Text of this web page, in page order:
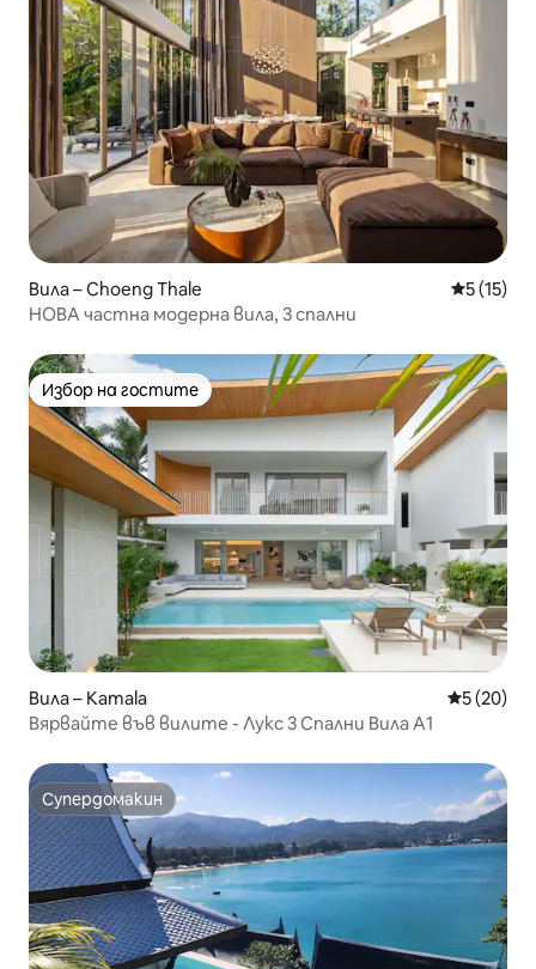
Вила – Choeng Thale Средна
5 (15)
НОВА частна модерна вила, 3 спални
Избор на гостите
Избор на гостите
Вила – Kamala Средна
5 (20)
Вярвайте във вилите - Лукс 3 Спални Вила А1
Супердомакин
Супердомакин